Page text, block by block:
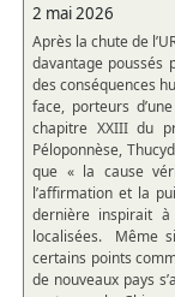
2 mai 2026
Après la chute de
davantage poussés
des conséquences
face, porteurs
chapitre XXIII du
Péloponnèse,
que « la cause
l’affirmation et la
dernière inspirait
localisées. Même
certains points
de nouveaux pays